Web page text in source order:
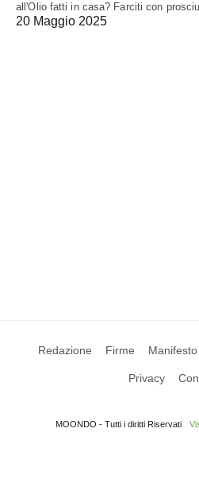
all'Olio fatti in casa? Farciti con
20 Maggio 2025
Redazione Firme Manifesto
Privacy
MOONDO - Tutti i diritti Riservati